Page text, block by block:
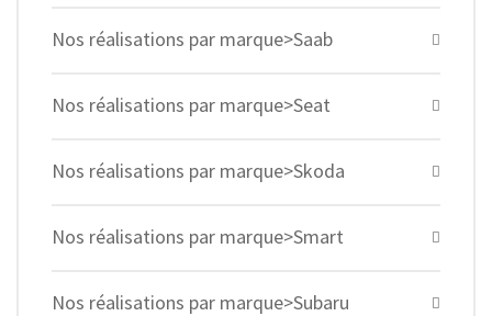
Nos réalisations par marque>Saab
Nos réalisations par marque>Seat
Nos réalisations par marque>Skoda
Nos réalisations par marque>Smart
Nos réalisations par marque>Subaru